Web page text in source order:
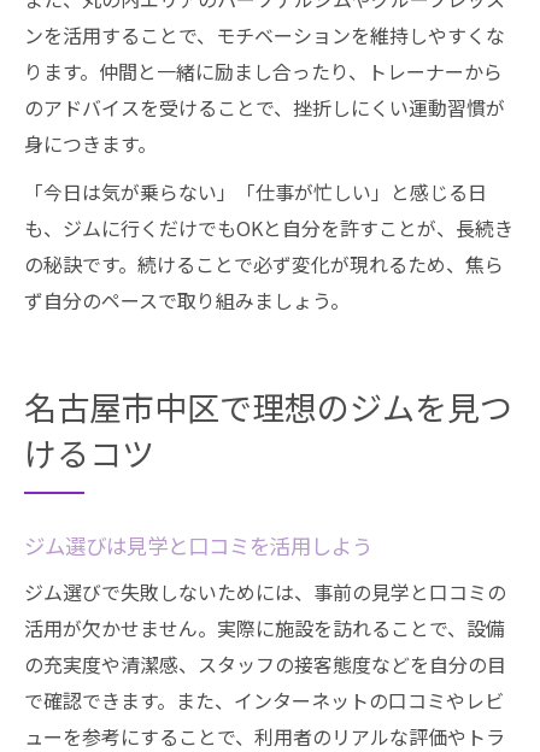
ンを活用することで、モチベーションを維持しやすくな
ります。仲間と一緒に励まし合ったり、トレーナーから
のアドバイスを受けることで、挫折しにくい運動習慣が
身につきます。
「今日は気が乗らない」「仕事が忙しい」と感じる日
も、ジムに行くだけでもOKと自分を許すことが、長続き
の秘訣です。続けることで必ず変化が現れるため、焦ら
ず自分のペースで取り組みましょう。
名古屋市中区で理想のジムを見つ
けるコツ
ジム選びは見学と口コミを活用しよう
ジム選びで失敗しないためには、事前の見学と口コミの
活用が欠かせません。実際に施設を訪れることで、設備
の充実度や清潔感、スタッフの接客態度などを自分の目
で確認できます。また、インターネットの口コミやレビ
ューを参考にすることで、利用者のリアルな評価やトラ